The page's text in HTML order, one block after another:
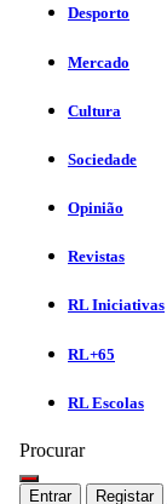
Desporto
Mercado
Cultura
Sociedade
Opinião
Revistas
RL Iniciativas
RL+65
RL Escolas
Procurar
Entrar Registar